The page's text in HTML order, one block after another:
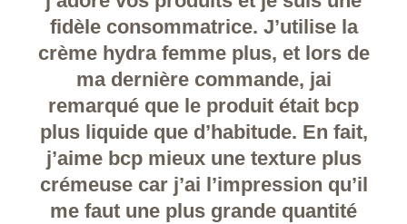
fidèle consommatrice. J’utilise la
crème hydra femme plus, et lors de
ma dernière commande, jai
remarqué que le produit était bcp
plus liquide que d’habitude. En fait,
j’aime bcp mieux une texture plus
crémeuse car j’ai l’impression qu’il
me faut une plus grande quantité